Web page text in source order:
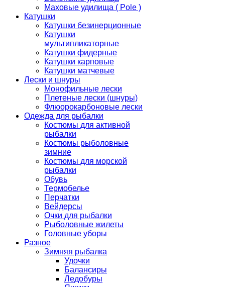
Маховые удилища ( Pole )
Катушки
Катушки безинерционные
Катушки
мультипликаторные
Катушки фидерные
Катушки карповые
Катушки матчевые
Лески и шнуры
Монофильные лески
Плетеные лески (шнуры)
Флюорокарбоновые лески
Одежда для рыбалки
Костюмы для активной
рыбалки
Костюмы рыболовные
зимние
Костюмы для морской
рыбалки
Обувь
Термобелье
Перчатки
Вейдерсы
Очки для рыбалки
Рыболовные жилеты
Головные уборы
Разное
Зимняя рыбалка
Удочки
Балансиры
Ледобуры